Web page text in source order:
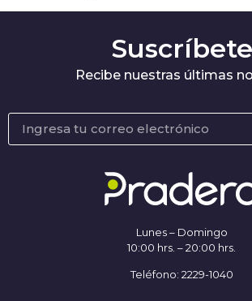
Suscríbete
Recibe nuestras últimas
Lunes – Domingo
10:00 hrs. – 20:00 hrs.
Teléfono: 2229-1040